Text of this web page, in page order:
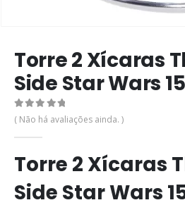
Torre 2 Xícaras
Side Star Wars
0 de 5
( Não há avaliações ainda. )
Torre 2 Xícaras
Side Star Wars